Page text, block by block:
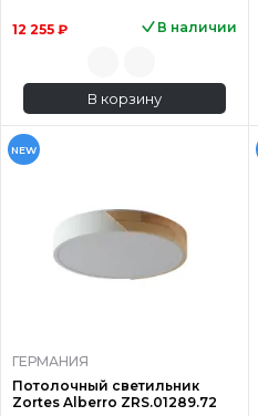
12 255 ₽ В наличии
В корзину
NEW
ГЕРМАНИЯ
Потолочный светильник
Zortes Alberro ZRS.01289.72